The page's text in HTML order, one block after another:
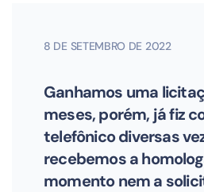
8 DE SETEMBRO DE 2022
Ganhamos uma
meses, porém, já fiz
telefônico diversas
recebemos a
momento nem a